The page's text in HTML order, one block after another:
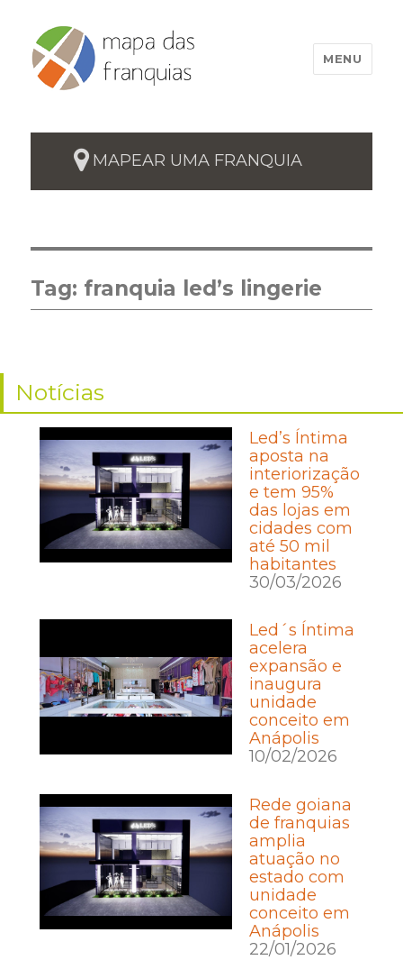
MENU
MAPEAR UMA FRANQUIA
Tag: franquia led’s lingerie
Notícias
Led’s Íntima
aposta na
interiorização
e tem 95%
das lojas em
cidades com
até 50 mil
habitantes
30/03/2026
Led´s Íntima
acelera
expansão e
inaugura
unidade
conceito em
Anápolis
10/02/2026
Rede goiana
de franquias
amplia
atuação no
estado com
unidade
conceito em
Anápolis
22/01/2026